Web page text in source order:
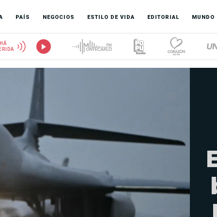
PAÍS NEGOCIOS ESTILO DE VIDA EDITORIAL MUNDO